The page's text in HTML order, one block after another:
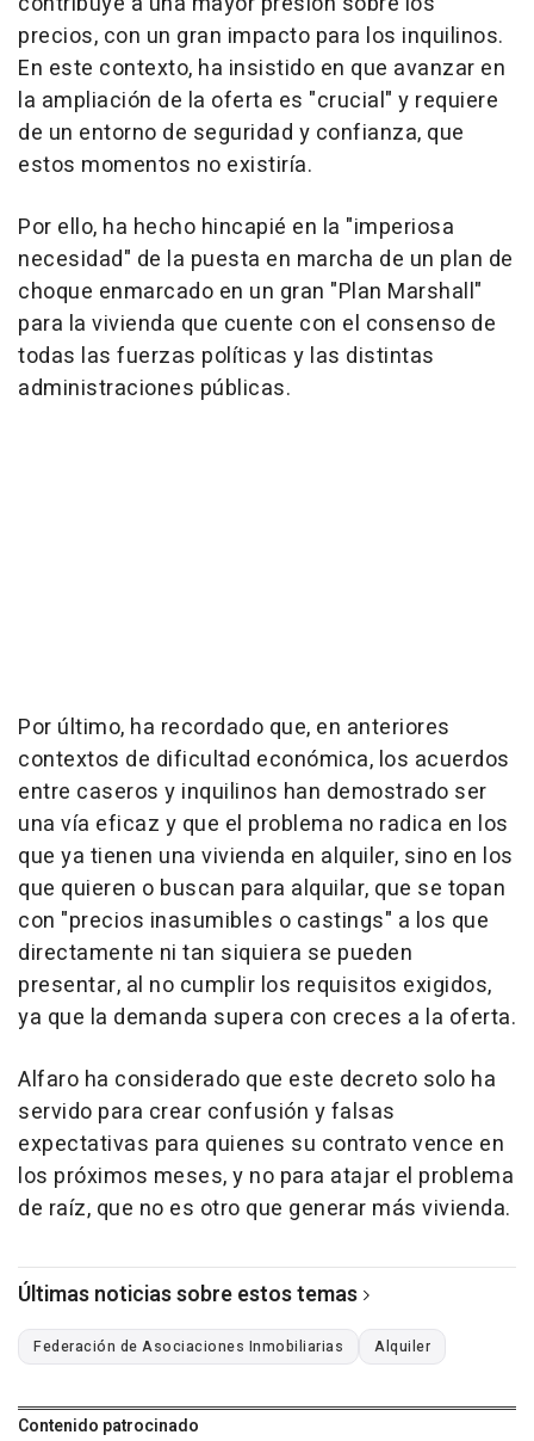
precios, con un gran impacto para los inquilinos.
En este contexto, ha insistido en que avanzar en
la ampliación de la oferta es "crucial" y requiere
de un entorno de seguridad y confianza, que
estos momentos no existiría.
Por ello, ha hecho hincapié en la "imperiosa
necesidad" de la puesta en marcha de un plan de
choque enmarcado en un gran "Plan Marshall"
para la vivienda que cuente con el consenso de
todas las fuerzas políticas y las distintas
administraciones públicas.
Por último, ha recordado que, en anteriores
contextos de dificultad económica, los acuerdos
entre caseros y inquilinos han demostrado ser
una vía eficaz y que el problema no radica en los
que ya tienen una vivienda en alquiler, sino en los
que quieren o buscan para alquilar, que se topan
con "precios inasumibles o castings" a los que
directamente ni tan siquiera se pueden
presentar, al no cumplir los requisitos exigidos,
ya que la demanda supera con creces a la oferta.
Alfaro ha considerado que este decreto solo ha
servido para crear confusión y falsas
expectativas para quienes su contrato vence en
los próximos meses, y no para atajar el problema
de raíz, que no es otro que generar más vivienda.
Últimas noticias sobre estos temas
Federación de Asociaciones Inmobiliarias Alquiler
Contenido patrocinado